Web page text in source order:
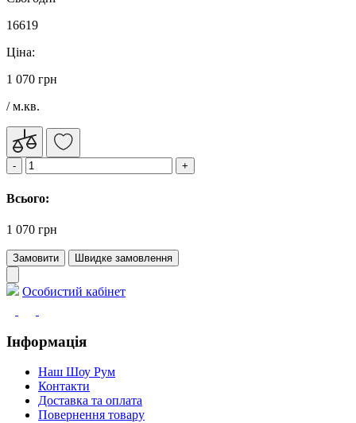
16619
Ціна:
1 070 грн
/ м.кв.
Всього:
1 070 грн
Замовити Швидке замовлення
Особистий кабінет
Інформація
Наш Шоу Рум
Контакти
Доставка та оплата
Повернення товару